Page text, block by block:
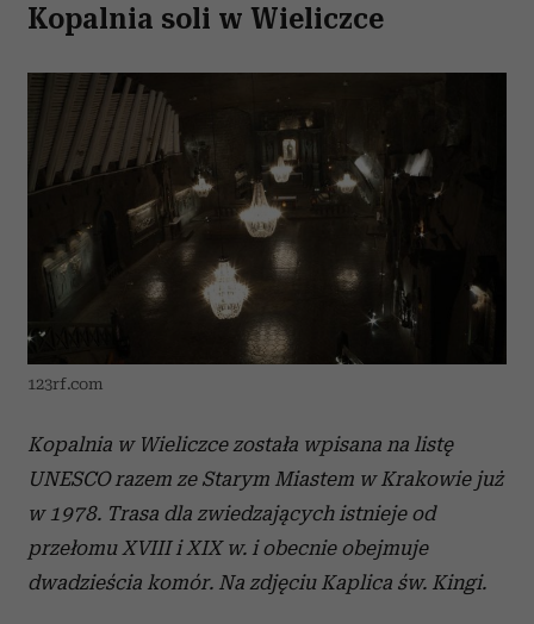
Kopalnia soli w Wieliczce
123rf.com
Kopalnia w Wieliczce została wpisana na listę
UNESCO razem ze Starym Miastem w Krakowie już
w 1978. Trasa dla zwiedzających istnieje od
przełomu XVIII i XIX w. i obecnie obejmuje
dwadzieścia komór. Na zdjęciu Kaplica św. Kingi.